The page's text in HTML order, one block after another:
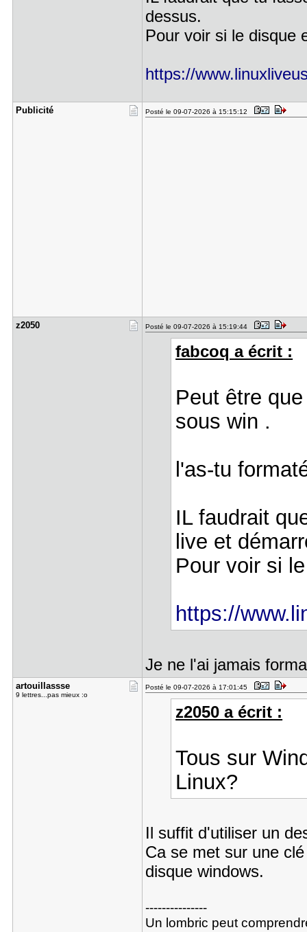
dessus.
Pour voir si le
https://
Publicité Posté le 09-07-2026 à 15:15:12
z2050 Posté le 09-07-2026 à 15:19:44
fabcoq a écrit :
Peut être
sous win .
l'as-tu
IL faudrait
live et
Pour voir si
https://
Je ne l'ai jamais
artouillas​sse
9 lettres...pas mieux :o
Posté le 09-07-2026 à 17:01:45
z2050 a écrit :
Tous sur
Linux?
Il suffit d'utiliser un
Ca se met sur une
disque windows.
---------------
Un lombric peut